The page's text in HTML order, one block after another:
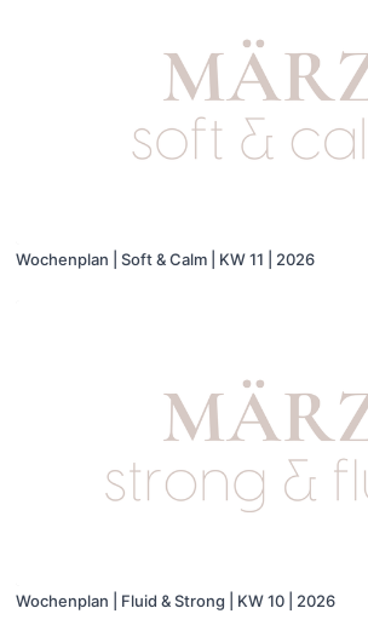
Wochenplan | Soft & Calm | KW 11 | 2026
Wochenplan | Fluid & Strong | KW 10 | 2026